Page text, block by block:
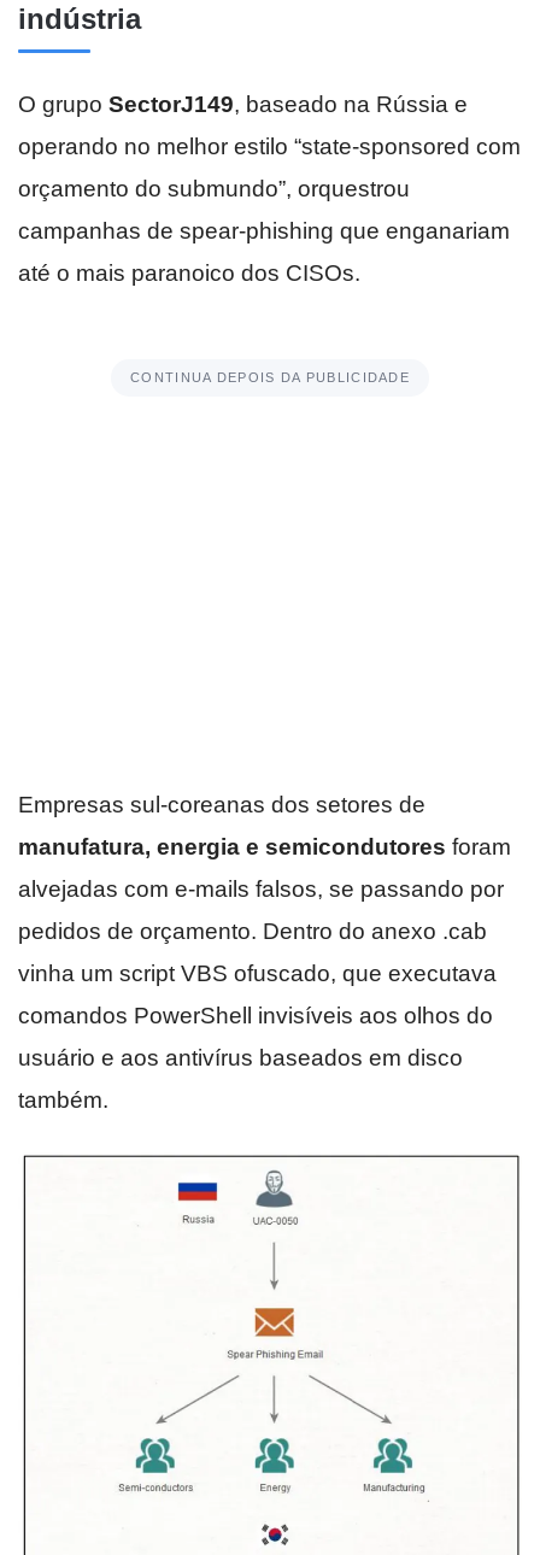
indústria
O grupo SectorJ149, baseado na Rússia e
operando no melhor estilo “state-sponsored com
orçamento do submundo”, orquestrou
campanhas de spear-phishing que enganariam
até o mais paranoico dos CISOs.
CONTINUA DEPOIS DA PUBLICIDADE
Empresas sul-coreanas dos setores de
manufatura, energia e semicondutores foram
alvejadas com e-mails falsos, se passando por
pedidos de orçamento. Dentro do anexo .cab
vinha um script VBS ofuscado, que executava
comandos PowerShell invisíveis aos olhos do
usuário e aos antivírus baseados em disco
também.